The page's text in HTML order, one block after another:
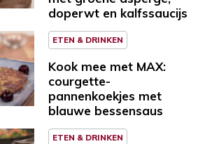
doperwt en kalfssaucijs
ETEN & DRINKEN
Kook mee met MAX:
courgette-
pannenkoekjes met
blauwe bessensaus
ETEN & DRINKEN